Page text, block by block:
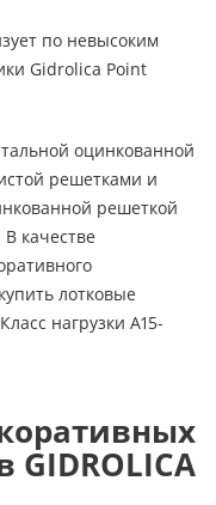
по невысоким
Gidrolica Point
оцинкованной
решетками и
решеткой
качестве
лотковые
нагрузки А15-